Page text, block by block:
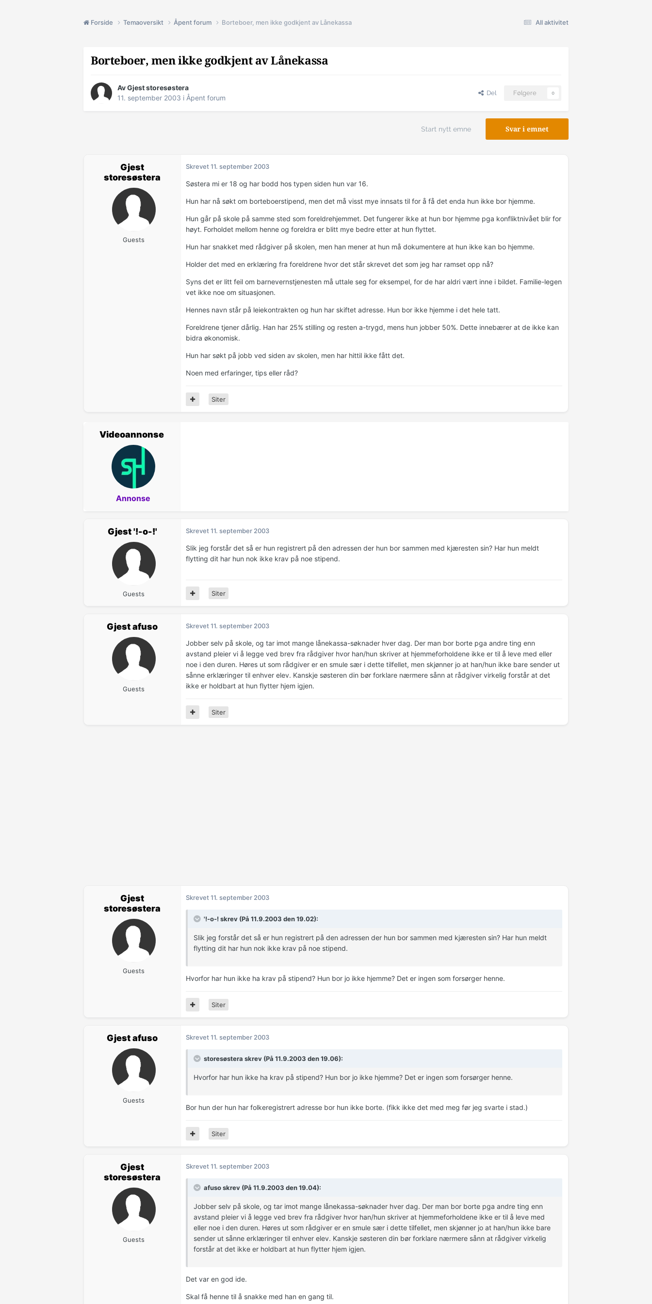
All aktivitet
Forside Temaoversikt Åpent forum Borteboer, men ikke godkjent av Lånekassa
Borteboer, men ikke godkjent av Lånekassa
Av Gjest storesøstera
11. september 2003 i Åpent forum
Del Følgere 0
Svar i emnet
Start nytt emne
Gjest
storesøstera
Guests
Skrevet11. september 2003
Søstera mi er 18 og har bodd hos typen siden hun var 16.
Hun har nå søkt om borteboerstipend, men det må visst mye innsats til for å få det enda hun ikke bor hjemme.
Hun går på skole på samme sted som foreldrehjemmet. Det fungerer ikke at hun bor hjemme pga konfliktnivået blir for
høyt. Forholdet mellom henne og foreldra er blitt mye bedre etter at hun flyttet.
Hun har snakket med rådgiver på skolen, men han mener at hun må dokumentere at hun ikke kan bo hjemme.
Holder det med en erklæring fra foreldrene hvor det står skrevet det som jeg har ramset opp nå?
Syns det er litt feil om barnevernstjenesten må uttale seg for eksempel, for de har aldri vært inne i bildet. Familie-legen
vet ikke noe om situasjonen.
Hennes navn står på leiekontrakten og hun har skiftet adresse. Hun bor ikke hjemme i det hele tatt.
Foreldrene tjener dårlig. Han har 25% stilling og resten a-trygd, mens hun jobber 50%. Dette innebærer at de ikke kan
bidra økonomisk.
Hun har søkt på jobb ved siden av skolen, men har hittil ikke fått det.
Noen med erfaringer, tips eller råd?
Siter
Videoannonse
Annonse
Gjest '!-o-!'
Guests
Skrevet11. september 2003
Slik jeg forstår det så er hun registrert på den adressen der hun bor sammen med kjæresten sin? Har hun meldt
flytting dit har hun nok ikke krav på noe stipend.
Siter
Gjest afuso
Guests
Skrevet11. september 2003
Jobber selv på skole, og tar imot mange lånekassa-søknader hver dag. Der man bor borte pga andre ting enn
avstand pleier vi å legge ved brev fra rådgiver hvor han/hun skriver at hjemmeforholdene ikke er til å leve med eller
noe i den duren. Høres ut som rådgiver er en smule sær i dette tilfellet, men skjønner jo at han/hun ikke bare sender ut
sånne erklæringer til enhver elev. Kanskje søsteren din bør forklare nærmere sånn at rådgiver virkelig forstår at det
ikke er holdbart at hun flytter hjem igjen.
Siter
Gjest
storesøstera
Guests
Skrevet11. september 2003
'!-o-! skrev (På 11.9.2003 den 19.02):
Slik jeg forstår det så er hun registrert på den adressen der hun bor sammen med kjæresten sin? Har hun meldt
flytting dit har hun nok ikke krav på noe stipend.
Hvorfor har hun ikke ha krav på stipend? Hun bor jo ikke hjemme? Det er ingen som forsørger henne.
Siter
Gjest afuso
Guests
Skrevet11. september 2003
storesøstera skrev (På 11.9.2003 den 19.06):
Hvorfor har hun ikke ha krav på stipend? Hun bor jo ikke hjemme? Det er ingen som forsørger henne.
Bor hun der hun har folkeregistrert adresse bor hun ikke borte. (fikk ikke det med meg før jeg svarte i stad.)
Siter
Gjest
storesøstera
Guests
Skrevet11. september 2003
afuso skrev (På 11.9.2003 den 19.04):
Jobber selv på skole, og tar imot mange lånekassa-søknader hver dag. Der man bor borte pga andre ting enn
avstand pleier vi å legge ved brev fra rådgiver hvor han/hun skriver at hjemmeforholdene ikke er til å leve med
eller noe i den duren. Høres ut som rådgiver er en smule sær i dette tilfellet, men skjønner jo at han/hun ikke bare
sender ut sånne erklæringer til enhver elev. Kanskje søsteren din bør forklare nærmere sånn at rådgiver virkelig
forstår at det ikke er holdbart at hun flytter hjem igjen.
Det var en god ide.
Skal få henne til å snakke med han en gang til.